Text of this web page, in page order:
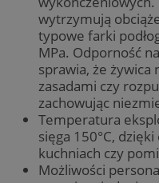
wytrzymują
typowe farki
MPa. Odporność
sprawia, że żywica
zasadami czy
zachowując
Temperatura
sięga 150°C,
kuchniach czy
Możliwości